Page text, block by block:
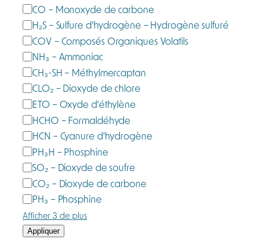
i
e
z
m
e
s
u
r
é
CO – Monoxyde de carbone
H₂S – Sulfure d'hydrogène – Hydrogène sulfuré
COV – Composés Organiques Volatils
NH₃ – Ammoniac
CH₃-SH – Méthylmercaptan
CLO₂ – Dioxyde de chlore
ETO – Oxyde d'éthylène
HCHO – Formaldéhyde
HCN – Cyanure d'hydrogène
PH₃H – Phosphine
SO₂ – Dioxyde de soufre
CO₂ – Dioxyde de carbone
PH₃ – Phosphine
Afficher 3 de plus
Appliquer